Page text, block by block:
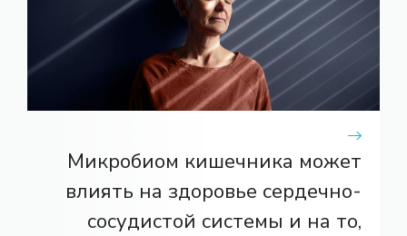
Микробиом кишечника может
влиять на здоровье сердечно-
сосудистой системы и на то,